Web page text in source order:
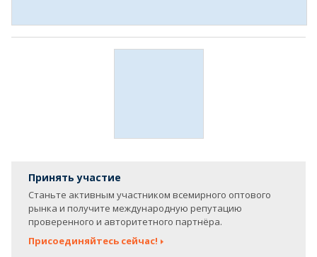
Принять участие
Станьте активным участником всемирного оптового
рынка и получите международную репутацию
проверенного и авторитетного партнёра.
Присоединяйтесь сейчас!